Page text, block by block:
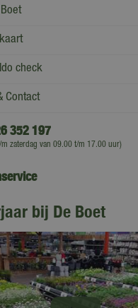
check
Contact
352 197
m zaterdag van 09.00 t/m 17.00 uur)
bij De Boet